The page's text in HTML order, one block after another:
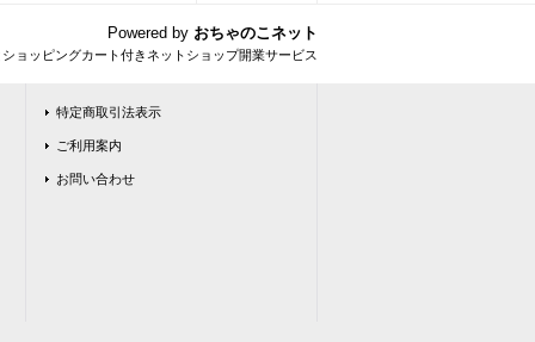
Powered by おちゃのこネット
ョッピングカート付きネットショップ開業サービス
特定商取引法表示
ご利用案内
お問い合わせ